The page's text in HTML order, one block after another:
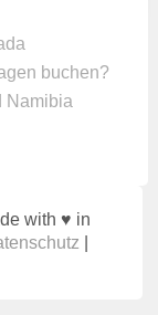
buchen?
Namibia
with ♥ in